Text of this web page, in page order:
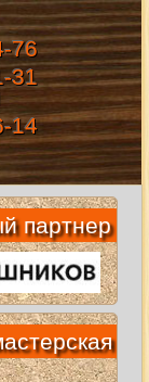
76
31
14
партнер